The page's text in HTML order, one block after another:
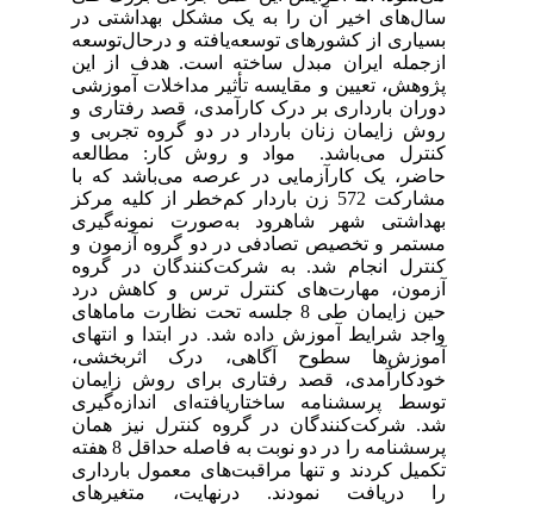
سال‌های اخیر آن را به یک مشکل بهداشتی در
بسیاری از کشورهای توسعه‌یافته و درحال‌توسعه
ازجمله ایران مبدل ساخته است. هدف از این
پژوهش، تعیین و مقایسه تأثیر مداخلات آموزشی
دوران بارداری بر درک کارآمدی، قصد رفتاری و
روش زایمان زنان باردار در دو گروه تجربی و
کنترل می‌باشد. مواد و روش کار: مطالعه
حاضر، یک کارآزمایی در عرصه می‌باشد که با
مشارکت 572 زن باردار کم‌خطر از کلیه مرکز
بهداشتی شهر شاهرود به‌صورت نمونه‌گیری
مستمر و تخصیص تصادفی در دو گروه آزمون و
کنترل انجام شد. به شرکت‌کنندگان در گروه
آزمون، مهارت‌های کنترل ترس و کاهش درد
حین زایمان طی 8 جلسه تحت نظارت ماماهای
واجد شرایط آموزش داده شد. در ابتدا و انتهای
آموزش‌ها سطوح آگاهی، درک اثربخشی،
خودکارآمدی، قصد رفتاری برای روش زایمان
توسط پرسشنامه ساختاریافته‌ای اندازه‌گیری
شد. شرکت‌کنندگان در گروه کنترل نیز همان
پرسشنامه را در دو نوبت به فاصله حداقل 8 هفته
تکمیل کردند و تنها مراقبت‌های معمول بارداری
را دریافت نمودند. درنهایت، متغیرهای